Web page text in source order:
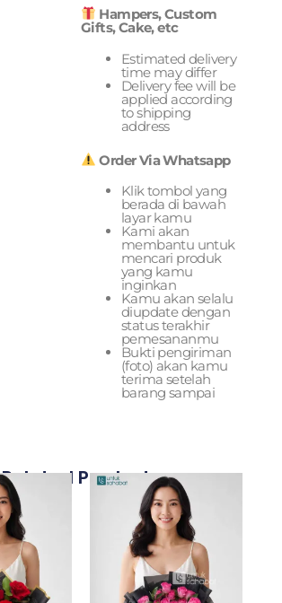
Hampers, Custom
Gifts, Cake, etc
Estimated delivery
time may differ
Delivery fee will be
applied according
to shipping
address
Order Via Whatsapp
Klik tombol yang
berada di bawah
layar kamu
Kami akan
membantu untuk
mencari produk
yang kamu
inginkan
Kamu akan selalu
diupdate dengan
status terakhir
pemesananmu
Bukti pengiriman
(foto) akan kamu
terima setelah
barang sampai
Related Products